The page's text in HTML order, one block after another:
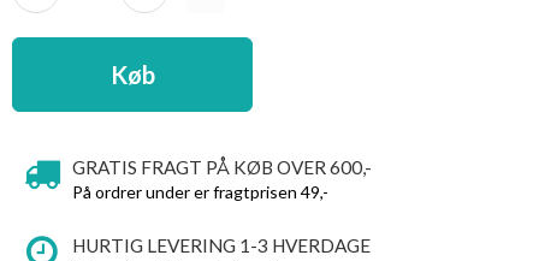
Køb
GRATIS FRAGT PÅ KØB OVER 600,-
På ordrer under er fragtprisen 49,-
HURTIG LEVERING 1-3 HVERDAGE